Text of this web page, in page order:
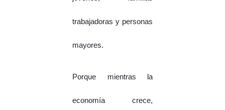
trabajadoras y personas
mayores.
Porque mientras la
economía crece,